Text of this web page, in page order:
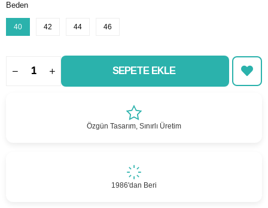
Beden
40 42 44 46
Özgün Tasarım, Sınırlı Üretim
1986'dan Beri